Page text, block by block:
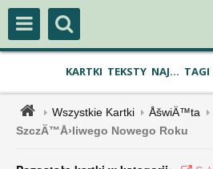
KARTKI TEKSTY NAJ... TAGI
Wszystkie Kartki ÅšwiÄ™ta
SzczÄ™Å›liwego Nowego Roku